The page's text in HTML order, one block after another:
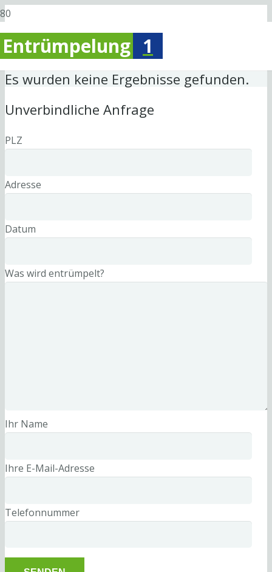
Entrümpelung 1
Es wurden keine Ergebnisse gefunden.
Unverbindliche Anfrage
PLZ
Adresse
Datum
Was wird entrümpelt?
Ihr Name
Ihre E-Mail-Adresse
Telefonnummer